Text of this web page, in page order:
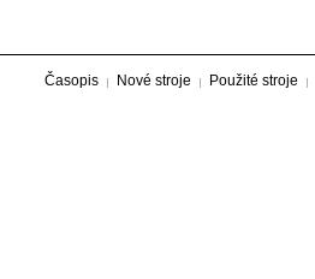
Časopis Nové stroje Použité stroje